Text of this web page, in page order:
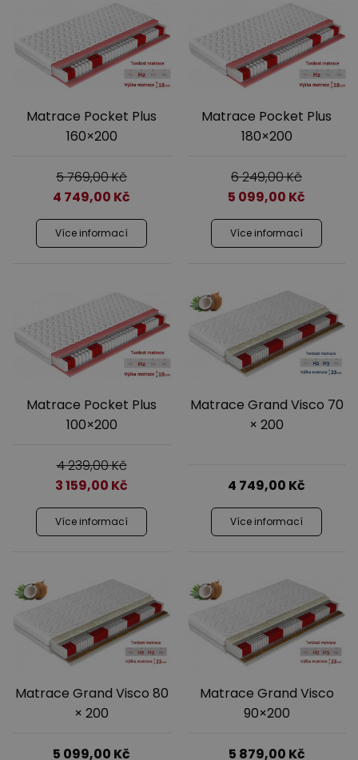
Matrace Pocket Plus
160×200
5 769,00Kč
4 749,00 Kč
Více informací
Matrace Pocket Plus
180×200
6 249,00Kč
5 099,00 Kč
Více informací
Matrace Pocket Plus
100×200
4 239,00Kč
3 159,00 Kč
Více informací
Matrace Grand Visco 70
× 200
4 749,00 Kč
Více informací
Matrace Grand Visco 80
× 200
5 099,00 Kč
Matrace Grand Visco
90×200
5 879,00 Kč